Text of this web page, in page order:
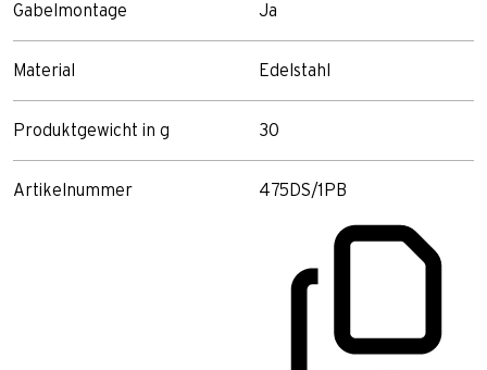
Gabelmontage Ja
Material Edelstahl
Produktgewicht in g 30
Artikelnummer 475DS/1PB